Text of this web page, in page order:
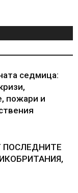
седмица:
пожари и